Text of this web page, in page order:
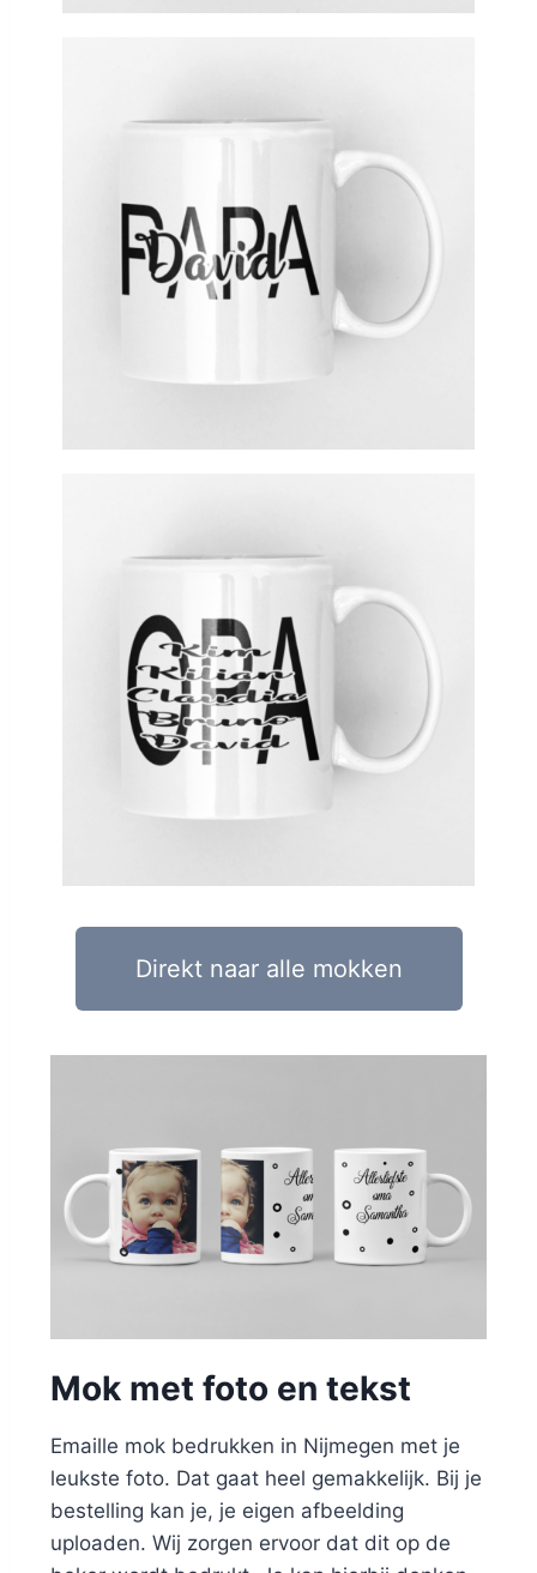
Direkt naar alle mokken
Mok met foto en tekst
Emaille mok bedrukken in Nijmegen met je
leukste foto. Dat gaat heel gemakkelijk. Bij je
bestelling kan je, je eigen afbeelding
uploaden. Wij zorgen ervoor dat dit op de